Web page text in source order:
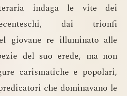
indaga le vite dei
dai trionfi
giovane re illuminato alle
del suo erede, ma non
carismatiche e popolari,
che dominavano le